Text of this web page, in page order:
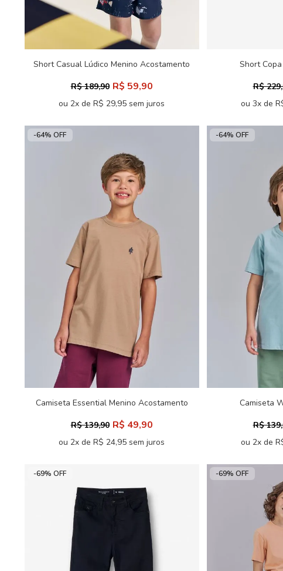
Short Casual Lúdico Menino Acostamento
R$ 189,90 R$ 59,90
ou 2x de R$ 29,95 sem juros
Short
R$
ou 3x de
-64% OFF
Camiseta Essential Menino Acostamento
R$ 139,90 R$ 49,90
ou 2x de R$ 24,95 sem juros
-64% OFF
Camiseta
R$
ou 2x de
-69% OFF -69% OFF